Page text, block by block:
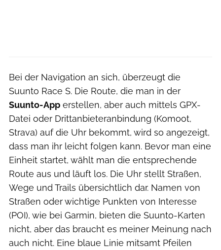
Bei der Navigation an sich, überzeugt die
Suunto Race S. Die Route, die man in der
Suunto-App erstellen, aber auch mittels GPX-
Datei oder Drittanbieteranbindung (Komoot,
Strava) auf die Uhr bekommt, wird so angezeigt,
dass man ihr leicht folgen kann. Bevor man eine
Einheit startet, wählt man die entsprechende
Route aus und läuft los. Die Uhr stellt Straßen,
Wege und Trails übersichtlich dar. Namen von
Straßen oder wichtige Punkten von Interesse
(POI), wie bei Garmin, bieten die Suunto-Karten
nicht, aber das braucht es meiner Meinung nach
auch nicht. Eine blaue Linie mitsamt Pfeilen